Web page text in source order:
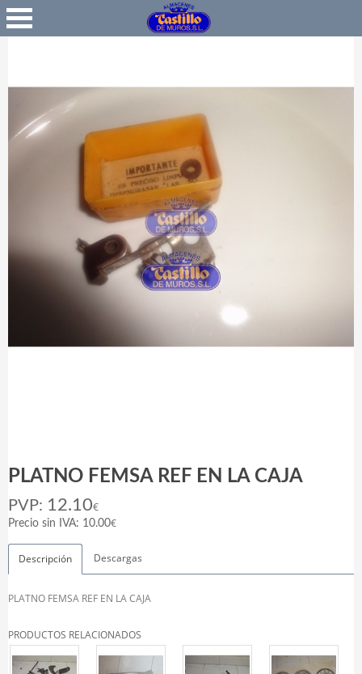
Favoritos
PLATNO FEMSA REF EN LA CAJA
PVP: 12.10€
Precio sin IVA: 10.00€
Descripción Descargas
PLATNO FEMSA REF EN LA CAJA
PRODUCTOS RELACIONADOS